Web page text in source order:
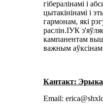
гібералінамі і
цытакінінамі і
гармонам, які
раслін.ІУК
кампанентам
важным
Кантакт:
Email: